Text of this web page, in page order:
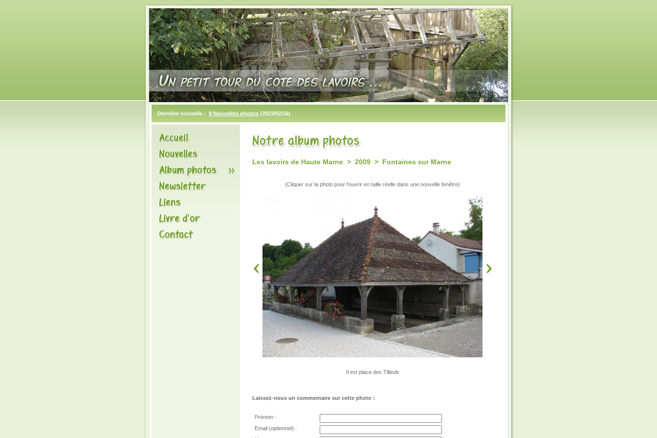
Dernière nouvelle : 9 Nouvelles photos (2023/02/16)
Les lavoirs de Haute Marne > 2009 > Fontaines sur Marne
(Cliquer sur la photo pour l'ouvrir en taille réelle dans une nouvelle fenêtre)
Il est place des Tilleuls
Laissez-nous un commentaire sur cette photo :
Prénom :
Email (optionnel) :